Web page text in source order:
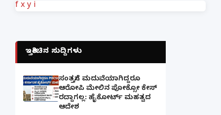
f x y i
ಇತ್ತೀಚಿನ ಸುದ್ದಿಗಳು
ಸಂತ್ರಸ್ತೆಗೆ ಮದುವೆಯಾಗಿದ್ದರೂ
ಆರೋಪಿ ಮೇಲಿನ ಪೋಕ್ಸೋ ಕೇಸ್
ರದ್ದಾಗಲ್ಲ: ಹೈಕೋರ್ಟ್ ಮಹತ್ವದ
ಆದೇಶ